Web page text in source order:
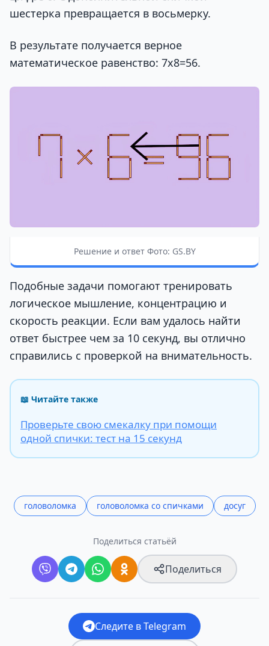
шестерка превращается в восьмерку.
В результате получается верное
математическое равенство: 7х8=56.
Решение и ответ Фото: GS.BY
Подобные задачи помогают тренировать
логическое мышление, концентрацию и
скорость реакции. Если вам удалось найти
ответ быстрее чем за 10 секунд, вы отлично
справились с проверкой на внимательность.
📖 Читайте также
Проверьте свою смекалку при помощи
одной спички: тест на 15 секунд
головоломка головоломка со спичками досуг
Поделиться статьёй
Поделиться
Следите в Telegram